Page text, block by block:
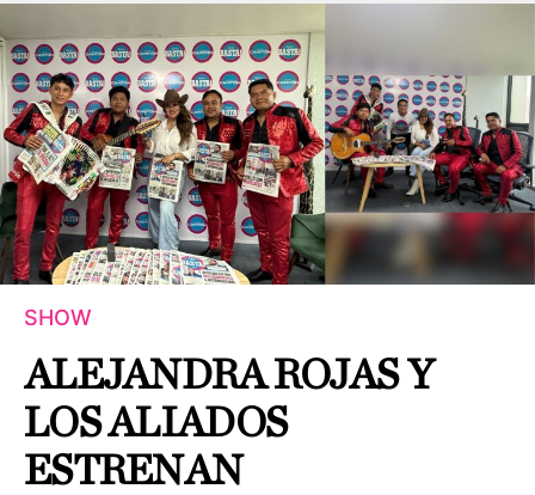
SHOW
ALEJANDRA ROJAS Y
LOS ALIADOS
ESTRENAN